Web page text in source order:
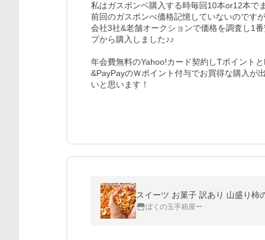
私はガスボンベ購入する時毎回10本or12本で
前回のガスポンべ価格記憶していないのです
会社3社&老舗オークションで価格を調査し1
プから購入しました♪♪
年会費無料のYahoo!カード契約しTポイント
&PayPayのＷポイント付与でお買得な購入が
いと思います！
スイーツ お菓子 訳あり 山盛り柿
ぼくの玉手箱屋ー